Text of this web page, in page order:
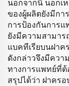
นอกจากนี้ นอกเ
ของผู้ผลิตยังมีก
การป้องกันการแ
ยังมีความสามาร
แบคทีเรียบนฝา
ดังกล่าวจึงมีคว
ทางการแพทย์ที่ต้
สรุปได้ว่า ฝาคร